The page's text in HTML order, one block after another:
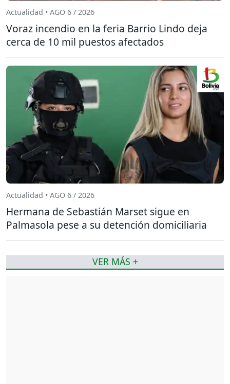
Actualidad • AGO 6 / 2026
Voraz incendio en la feria Barrio Lindo deja
cerca de 10 mil puestos afectados
Actualidad • AGO 6 / 2026
Hermana de Sebastián Marset sigue en
Palmasola pese a su detención domiciliaria
VER MÁS +